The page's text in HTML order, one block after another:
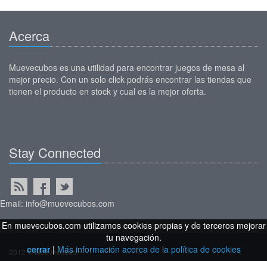
Acerca
Muevecubos es una utilidad para encontrar juegos de mesa al
mejor precio. Con un solo click podrás encontrar las tiendas que
tienen el producto en stock y cual es la mejor oferta.
Stay Connected
Email: info@muevecubos.com
2012 © Muevecubos.
En muevecubos.com utilizamos cookies propias y de terceros mejorar
tu navegación.
cerrar|Más información acerca de la política de cookies